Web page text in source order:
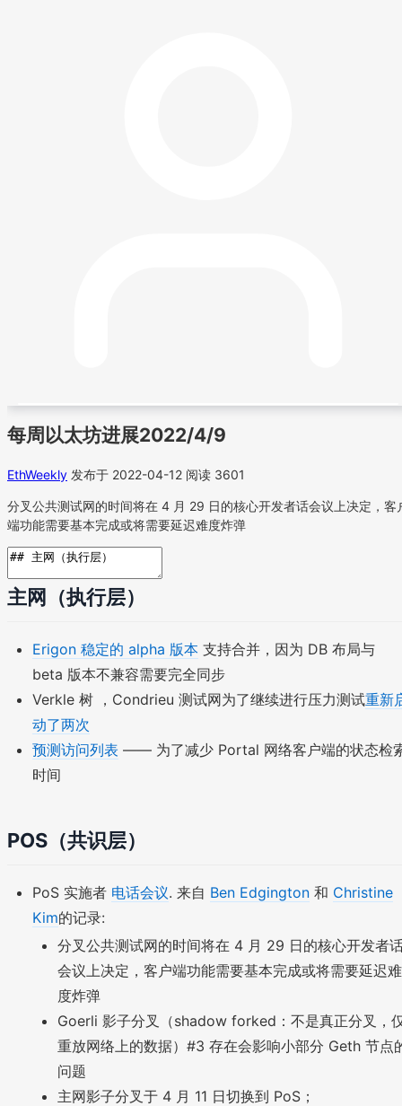
每周以太坊进展2022/4/9
EthWeekly 发布于 2022-04-12 阅读 3601
分叉公共测试网的时间将在 4 月 29 日的核心开发者话会议上决定，客
端功能需要基本完成或将需要延迟难度炸弹
主网（执行层）
Erigon 稳定的 alpha 版本 支持合并，因为 DB 布局与
beta 版本不兼容需要完全同步
Verkle 树 ，Condrieu 测试网为了继续进行压力测试重新
动了两次
预测访问列表 —— 为了减少 Portal 网络客户端的状态检
时间
POS（共识层）
PoS 实施者 电话会议. 来自 Ben Edgington 和 Christine
Kim的记录:
分叉公共测试网的时间将在 4 月 29 日的核心开发者
会议上决定，客户端功能需要基本完成或将需要延迟难
度炸弹
Goerli 影子分叉（shadow forked：不是真正分叉，
重放网络上的数据）#3 存在会影响小部分 Geth 节点
问题
主网影子分叉于 4 月 11 日切换到 PoS；